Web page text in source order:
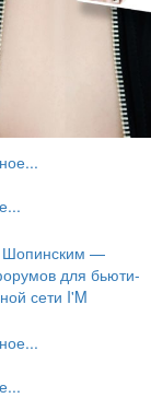
Шопинским —
для бьюти-
сети I'M